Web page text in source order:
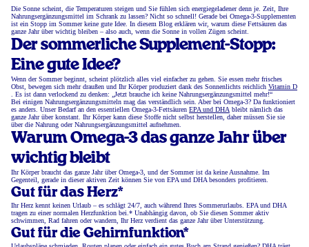
Die Sonne scheint, die Temperaturen steigen und Sie fühlen sich energiegeladener denn je. Zeit, Ihre
Nahrungsergänzungsmittel im Schrank zu lassen? Nicht so schnell! Gerade bei Omega-3-Supplementen
ist ein Stopp im Sommer keine gute Idee. In diesem Blog erklären wir, warum diese Fettsäuren das
ganze Jahr über wichtig bleiben – also auch, wenn die Sonne in vollen Zügen scheint.
Der sommerliche Supplement-Stopp:
Eine gute Idee?
Wenn der Sommer beginnt, scheint plötzlich alles viel einfacher zu gehen. Sie essen mehr frisches
Obst, bewegen sich mehr draußen und Ihr Körper produziert dank des Sonnenlichts reichlich Vitamin D
. Es ist dann verlockend zu denken: „Jetzt brauche ich keine Nahrungsergänzungsmittel mehr!“
Bei einigen Nahrungsergänzungsmitteln mag das verständlich sein. Aber bei Omega-3? Da funktioniert
es anders. Unser Bedarf an den essentiellen Omega-3-Fettsäuren EPA und DHA bleibt nämlich das
ganze Jahr über konstant. Ihr Körper kann diese Stoffe nicht selbst herstellen, daher müssen Sie sie
über die Nahrung oder Nahrungsergänzungsmittel aufnehmen.
Warum Omega-3 das ganze Jahr über
wichtig bleibt
Ihr Körper braucht das ganze Jahr über Omega-3, und der Sommer ist da keine Ausnahme. Im
Gegenteil, gerade in dieser aktiven Zeit können Sie von EPA und DHA besonders profitieren.
Gut für das Herz*
Ihr Herz kennt keinen Urlaub – es schlägt 24/7, auch während Ihres Sommerurlaubs. EPA und DHA
tragen zu einer normalen Herzfunktion bei.* Unabhängig davon, ob Sie diesen Sommer aktiv
schwimmen, Rad fahren oder wandern, Ihr Herz verdient das ganze Jahr über Unterstützung.
Gut für die Gehirnfunktion*